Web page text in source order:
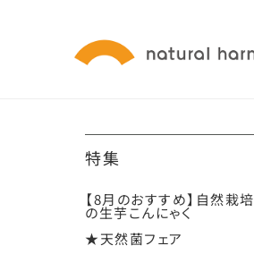
特集
【8月のおすすめ】自然栽培
の生芋こんにゃく
★天然菌フェア